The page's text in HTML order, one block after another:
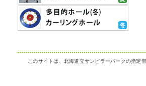
このサイトは、北海道立サンピラーパークの指定